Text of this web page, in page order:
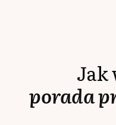
Jak
porada